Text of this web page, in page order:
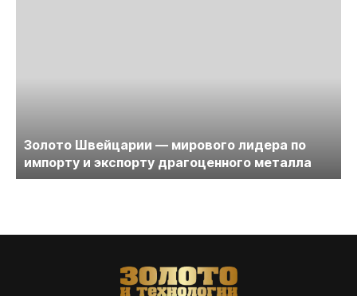
Золото Швейцарии — мирового лидера по
импорту и экспорту драгоценного металла